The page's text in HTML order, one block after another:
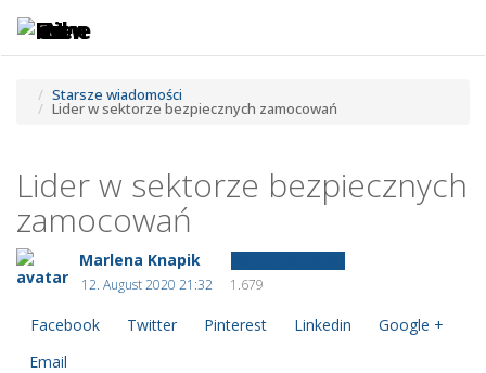
Starsze wiadomości
Lider w sektorze bezpiecznych zamocowań
Lider w sektorze bezpiecznych
zamocowań
Marlena Knapik
12. August 2020 21:32
1.679
Facebook Twitter Pinterest Linkedin
Google +
Email